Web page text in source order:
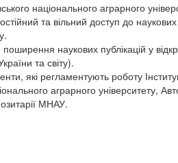
національного аграрного
та вільний доступ до
наукових публікацій у
та світу).
які регламентують роботу
аграрного університету,
МНАУ.